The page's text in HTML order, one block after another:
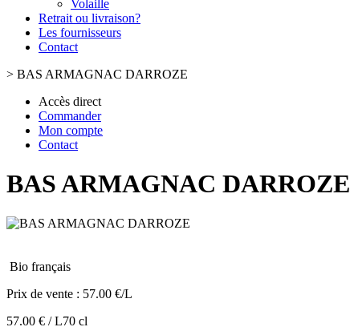
Volaille
Retrait ou livraison?
Les fournisseurs
Contact
> BAS ARMAGNAC DARROZE
Accès direct
Commander
Mon compte
Contact
BAS ARMAGNAC DARROZE
Bio français
Prix de vente : 57.00 €/L
57.00 € / L70 cl